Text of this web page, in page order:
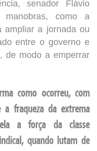
senador Flávio
manobras, como a
ampliar a jornada ou
entre o governo e
de modo a emperrar
como ocorreu, com
a fraqueza da extrema
a força da classe
quando lutam de